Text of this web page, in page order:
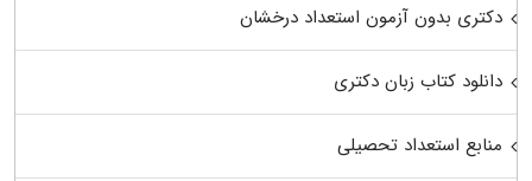
دکتری بدون آزمون استعداد درخشان
دانلود کتاب زبان دکتری
منابع استعداد تحصیلی